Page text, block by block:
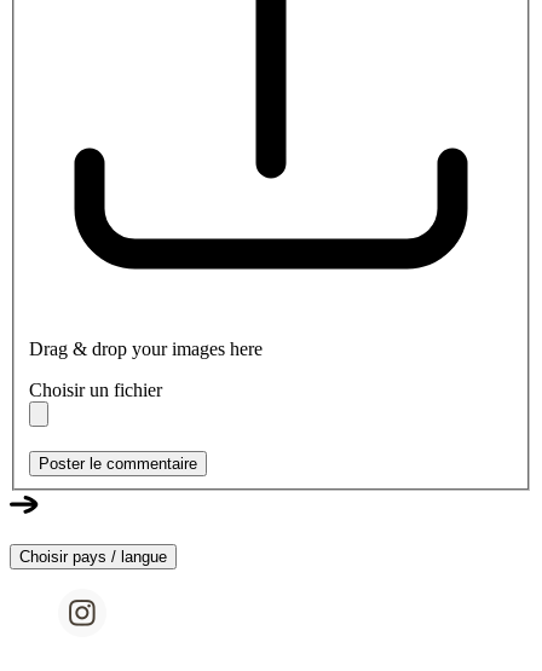
Drag & drop your images here
Choisir un fichier
Poster le commentaire
Choisir pays / langue